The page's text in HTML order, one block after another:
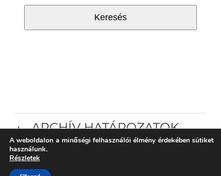
Keresés
ARCHÍV HATÁROZATOK
A weboldalon a minőségi felhasználói élmény érdekében sütiket
használunk.
Részletek